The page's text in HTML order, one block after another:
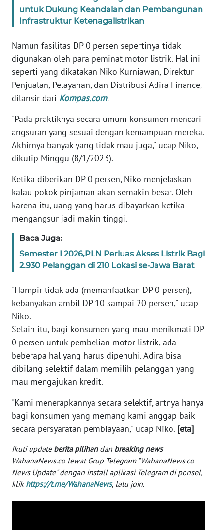
untuk Dukung Keandalan dan Pembangunan
Infrastruktur Ketenagalistrikan
Namun fasilitas DP 0 persen sepertinya tidak
digunakan oleh para peminat motor listrik. Hal ini
seperti yang dikatakan Niko Kurniawan, Direktur
Penjualan, Pelayanan, dan Distribusi Adira Finance,
dilansir dari Kompas.com.
"Pada praktiknya secara umum konsumen mencari
angsuran yang sesuai dengan kemampuan mereka.
Akhirnya banyak yang tidak mau juga," ucap Niko,
dikutip Minggu (8/1/2023).
Ketika diberikan DP 0 persen, Niko menjelaskan
kalau pokok pinjaman akan semakin besar. Oleh
karena itu, uang yang harus dibayarkan ketika
mengangsur jadi makin tinggi.
Baca Juga:
Semester I 2026,PLN Perluas Akses Listrik Bagi
2.930 Pelanggan di 210 Lokasi se-Jawa Barat
"Hampir tidak ada (memanfaatkan DP 0 persen),
kebanyakan ambil DP 10 sampai 20 persen," ucap
Niko.
Selain itu, bagi konsumen yang mau menikmati DP
0 persen untuk pembelian motor listrik, ada
beberapa hal yang harus dipenuhi. Adira bisa
dibilang selektif dalam memilih pelanggan yang
mau mengajukan kredit.
"Kami menerapkannya secara selektif, artnya hanya
bagi konsumen yang memang kami anggap baik
secara persyaratan pembiayaan," ucap Niko. [eta]
Ikuti update berita pilihandan breaking news
WahanaNews.co lewat Grup Telegram "WahanaNews.co
News Update" dengan install aplikasi Telegram di ponsel,
klik https://t.me/WahanaNews, lalu join.
TENTANG
KAMI
PEDOMAN
MEDIA
SIBER
REDAKSI
KARIR
DISCLAIMER
News
Regional
SUMUT
JAKARTA
JABAR
WN
BANTEN
WN
NTT
KEPRI
WN
WN
PAPUA
BARAT